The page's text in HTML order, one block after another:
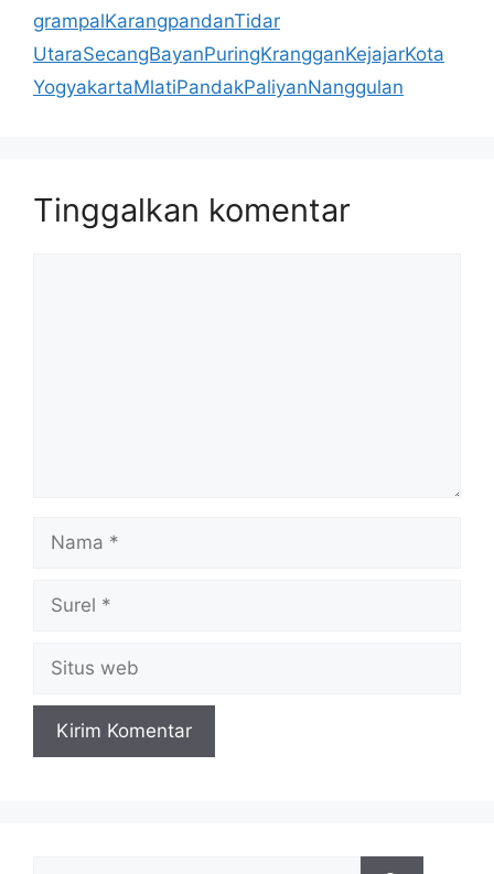
grampalKarangpandanTidar
UtaraSecangBayanPuringKrangganKejajarKota
YogyakartaMlatiPandakPaliyanNanggulan
Tinggalkan komentar
web